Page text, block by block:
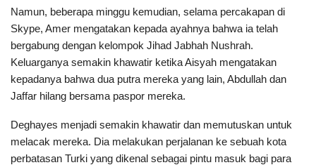
Namun, beberapa minggu kemudian, selama percakapan di
Skype, Amer mengatakan kepada ayahnya bahwa ia telah
bergabung dengan kelompok Jihad Jabhah Nushrah.
Keluarganya semakin khawatir ketika Aisyah mengatakan
kepadanya bahwa dua putra mereka yang lain, Abdullah dan
Jaffar hilang bersama paspor mereka.
Deghayes menjadi semakin khawatir dan memutuskan untuk
melacak mereka. Dia melakukan perjalanan ke sebuah kota
perbatasan Turki yang dikenal sebagai pintu masuk bagi para